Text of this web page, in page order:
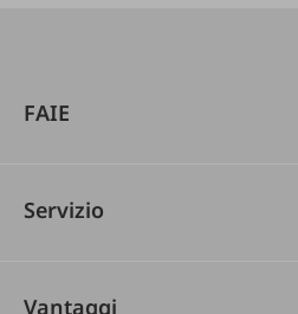
FAIE
Servizio
Vantaggi